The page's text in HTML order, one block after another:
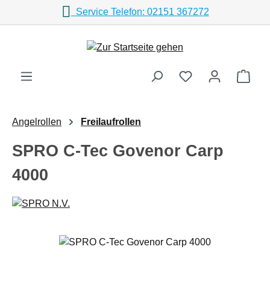
Zum Hauptinhalt springenService Telefon: 02151 367272
Angelrollen Freilaufrollen
SPRO C-Tec Govenor Carp
4000
Bildergalerie überspringen